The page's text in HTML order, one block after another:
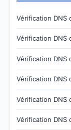
Vérification DNS
Vérification DNS
Vérification DNS
Vérification DNS
Vérification DNS
Vérification DNS